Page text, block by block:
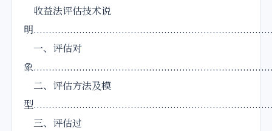
收益法评估技术说
明
一、评估对
象
二、评估方法及模
型
三、评估过